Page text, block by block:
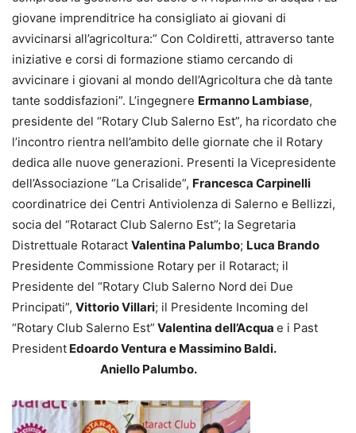
giovane imprenditrice ha consigliato ai giovani di
avvicinarsi all’agricoltura:” Con Coldiretti, attraverso tante
iniziative e corsi di formazione stiamo cercando di
avvicinare i giovani al mondo dell’Agricoltura che dà tante
tante soddisfazioni”. L’ingegnere Ermanno Lambiase,
presidente del “Rotary Club Salerno Est”, ha ricordato che
l’incontro rientra nell’ambito delle giornate che il Rotary
dedica alle nuove generazioni. Presenti la Vicepresidente
dell’Associazione “La Crisalide”, Francesca Carpinelli
coordinatrice dei Centri Antiviolenza di Salerno e Bellizzi,
socia del “Rotaract Club Salerno Est”; la Segretaria
Distrettuale Rotaract Valentina Palumbo; Luca Brando
Presidente Commissione Rotary per il Rotaract; il
Presidente del “Rotary Club Salerno Nord dei Due
Principati”, Vittorio Villari; il Presidente Incoming del
“Rotary Club Salerno Est” Valentina dell’Acqua e i Past
President Edoardo Ventura e Massimino Baldi.
Aniello Palumbo.